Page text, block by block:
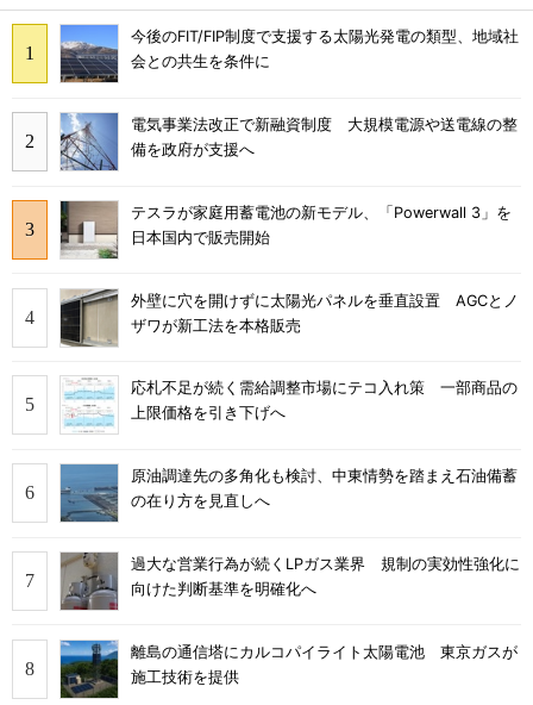
今後のFIT/FIP制度で支援する太陽光発電の類型、地域社
会との共生を条件に
電気事業法改正で新融資制度 大規模電源や送電線の整
備を政府が支援へ
テスラが家庭用蓄電池の新モデル、「Powerwall 3」を
日本国内で販売開始
外壁に穴を開けずに太陽光パネルを垂直設置 AGCとノ
ザワが新工法を本格販売
応札不足が続く需給調整市場にテコ入れ策 一部商品の
上限価格を引き下げへ
原油調達先の多角化も検討、中東情勢を踏まえ石油備蓄
の在り方を見直しへ
過大な営業行為が続くLPガス業界 規制の実効性強化に
向けた判断基準を明確化へ
離島の通信塔にカルコパイライト太陽電池 東京ガスが
施工技術を提供